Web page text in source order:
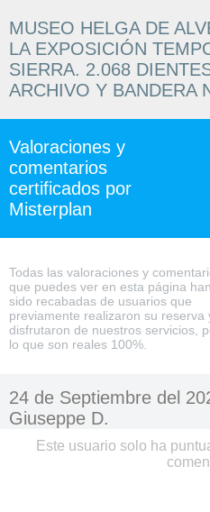
MUSEO HELGA DE
LA EXPOSICIÓN
SIERRA. 2.068
ARCHIVO Y BANDERA
Valoraciones y
comentarios
certificados por
Misterplan
Todas las valoraciones y
que puedes ver en esta página han
sido recabadas de usuarios que
previamente realizaron su reserva
disfrutaron de nuestros servicios,
lo que son reales 100%.
24 de Septiembre del
Giuseppe D.
Este usuario solo ha